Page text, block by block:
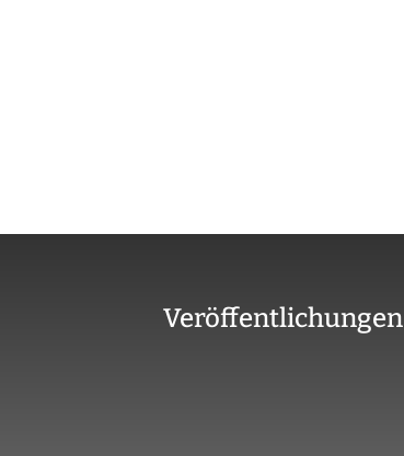
Veröffentlichungen